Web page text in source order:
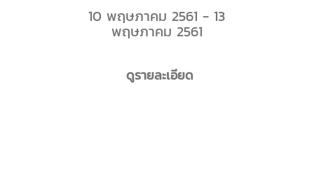
10 พฤษภาคม 2561 - 13
พฤษภาคม 2561
ดูรายละเอียด